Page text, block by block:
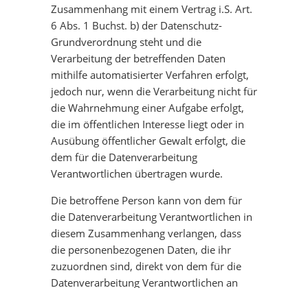
Zusammenhang mit einem Vertrag i.S. Art.
6 Abs. 1 Buchst. b) der Datenschutz-
Grundverordnung steht und die
Verarbeitung der betreffenden Daten
mithilfe automatisierter Verfahren erfolgt,
jedoch nur, wenn die Verarbeitung nicht für
die Wahrnehmung einer Aufgabe erfolgt,
die im öffentlichen Interesse liegt oder in
Ausübung öffentlicher Gewalt erfolgt, die
dem für die Datenverarbeitung
Verantwortlichen übertragen wurde.
Die betroffene Person kann von dem für
die Datenverarbeitung Verantwortlichen in
diesem Zusammenhang verlangen, dass
die personenbezogenen Daten, die ihr
zuzuordnen sind, direkt von dem für die
Datenverarbeitung Verantwortlichen an